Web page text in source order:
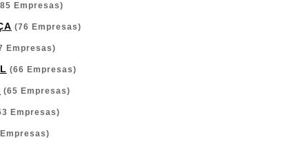
Empresas)
(76 Empresas)
Empresas)
(66 Empresas)
(65 Empresas)
Empresas)